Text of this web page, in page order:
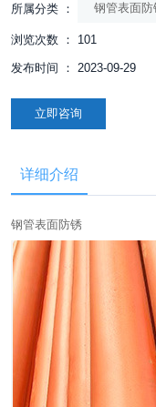
所属分类 ： 钢管表面防
浏览次数 ： 101
发布时间 ： 2023-09-29
立即咨询
详细介绍
钢管表面防锈